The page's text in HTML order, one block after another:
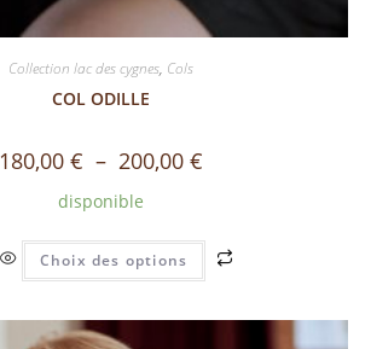
Collection lac des cygnes, Cols
COL ODILLE
180,00 € – 200,00 €
disponible
Choix des options